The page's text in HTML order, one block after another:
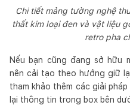
Chi tiết mảng tường nghệ
thất kim loại đen và vật liệu
retro pha
Nếu bạn cũng đang sở hữu
nên cải tạo theo hướng giữ
tham khảo thêm các giải
lại thông tin trong box bên